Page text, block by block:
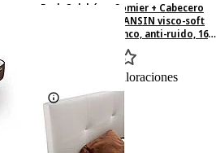
Pack Colchón + Somier + Cabecero
160x190 cm - DESCANSIN visco-soft
gel, Tapizado Blanco, anti-ruido, 160
cm x 190 cm, Espumación alta
Basado en 0 valoraciones